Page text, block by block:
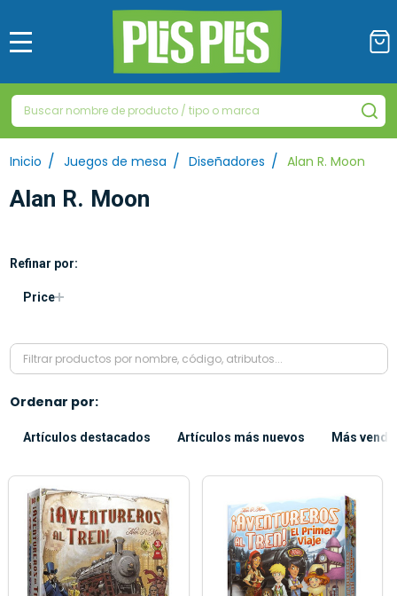
Buscar
Inicio / Juegos de mesa / Diseñadores / Alan R. Moon
Alan R. Moon
Filtrar
Refinar por:
Price
Ordenar por:
Artículos destacados Artículos más nuevos Más